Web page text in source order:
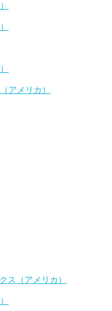
アメリカ）
ス（アメリカ）